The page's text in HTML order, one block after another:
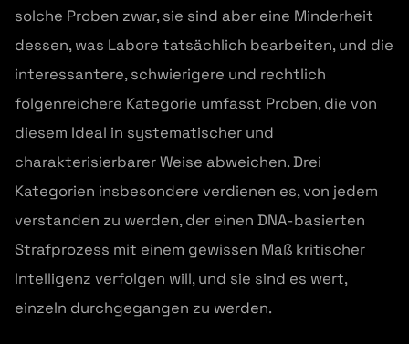
solche Proben zwar, sie sind aber eine Minderheit
dessen, was Labore tatsächlich bearbeiten, und die
interessantere, schwierigere und rechtlich
folgenreichere Kategorie umfasst Proben, die von
diesem Ideal in systematischer und
charakterisierbarer Weise abweichen. Drei
Kategorien insbesondere verdienen es, von jedem
verstanden zu werden, der einen DNA-basierten
Strafprozess mit einem gewissen Maß kritischer
Intelligenz verfolgen will, und sie sind es wert,
einzeln durchgegangen zu werden.